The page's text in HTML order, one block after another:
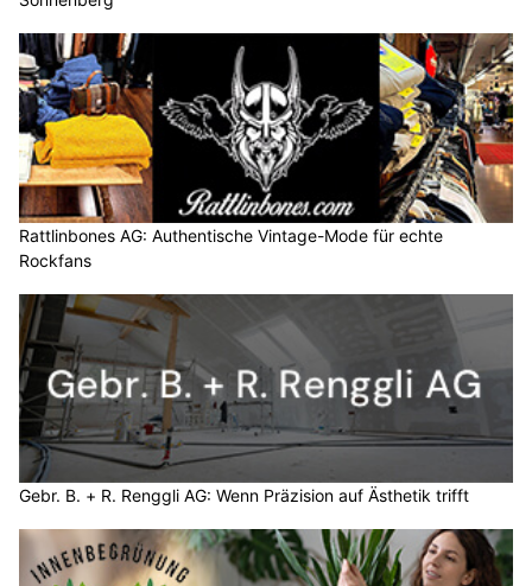
Rattlinbones AG: Authentische Vintage-Mode für echte
Rockfans
Gebr. B. + R. Renggli AG: Wenn Präzision auf Ästhetik trifft